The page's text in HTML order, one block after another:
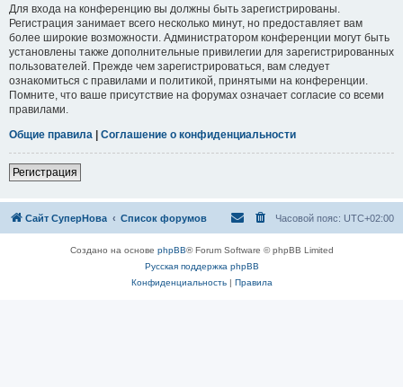
Для входа на конференцию вы должны быть зарегистрированы.
Регистрация занимает всего несколько минут, но предоставляет вам
более широкие возможности. Администратором конференции могут быть
установлены также дополнительные привилегии для зарегистрированных
пользователей. Прежде чем зарегистрироваться, вам следует
ознакомиться с правилами и политикой, принятыми на конференции.
Помните, что ваше присутствие на форумах означает согласие со всеми
правилами.
Общие правила | Соглашение о конфиденциальности
Регистрация
Сайт СуперНова Список форумов Часовой пояс: UTC+02:00
Создано на основе phpBB® Forum Software © phpBB Limited
Русская поддержка phpBB
Конфиденциальность| Правила